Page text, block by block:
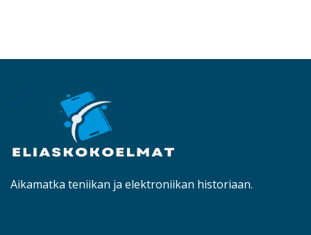
Aikamatka teniikan ja elektroniikan historiaan.